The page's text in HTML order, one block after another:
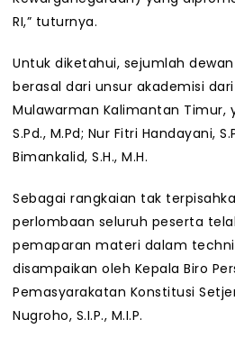
RI,” tuturnya.
Untuk diketahui, sejumlah
berasal dari unsur akademisi
Mulawarman Kalimantan Timur,
S.Pd., M.Pd; Nur Fitri Handayani,
Bimankalid, S.H., M.H.
Sebagai rangkaian tak
perlombaan seluruh peserta
pemaparan materi dalam
disampaikan oleh Kepala Biro
Pemasyarakatan Konstitusi
Nugroho, S.I.P., M.I.P.